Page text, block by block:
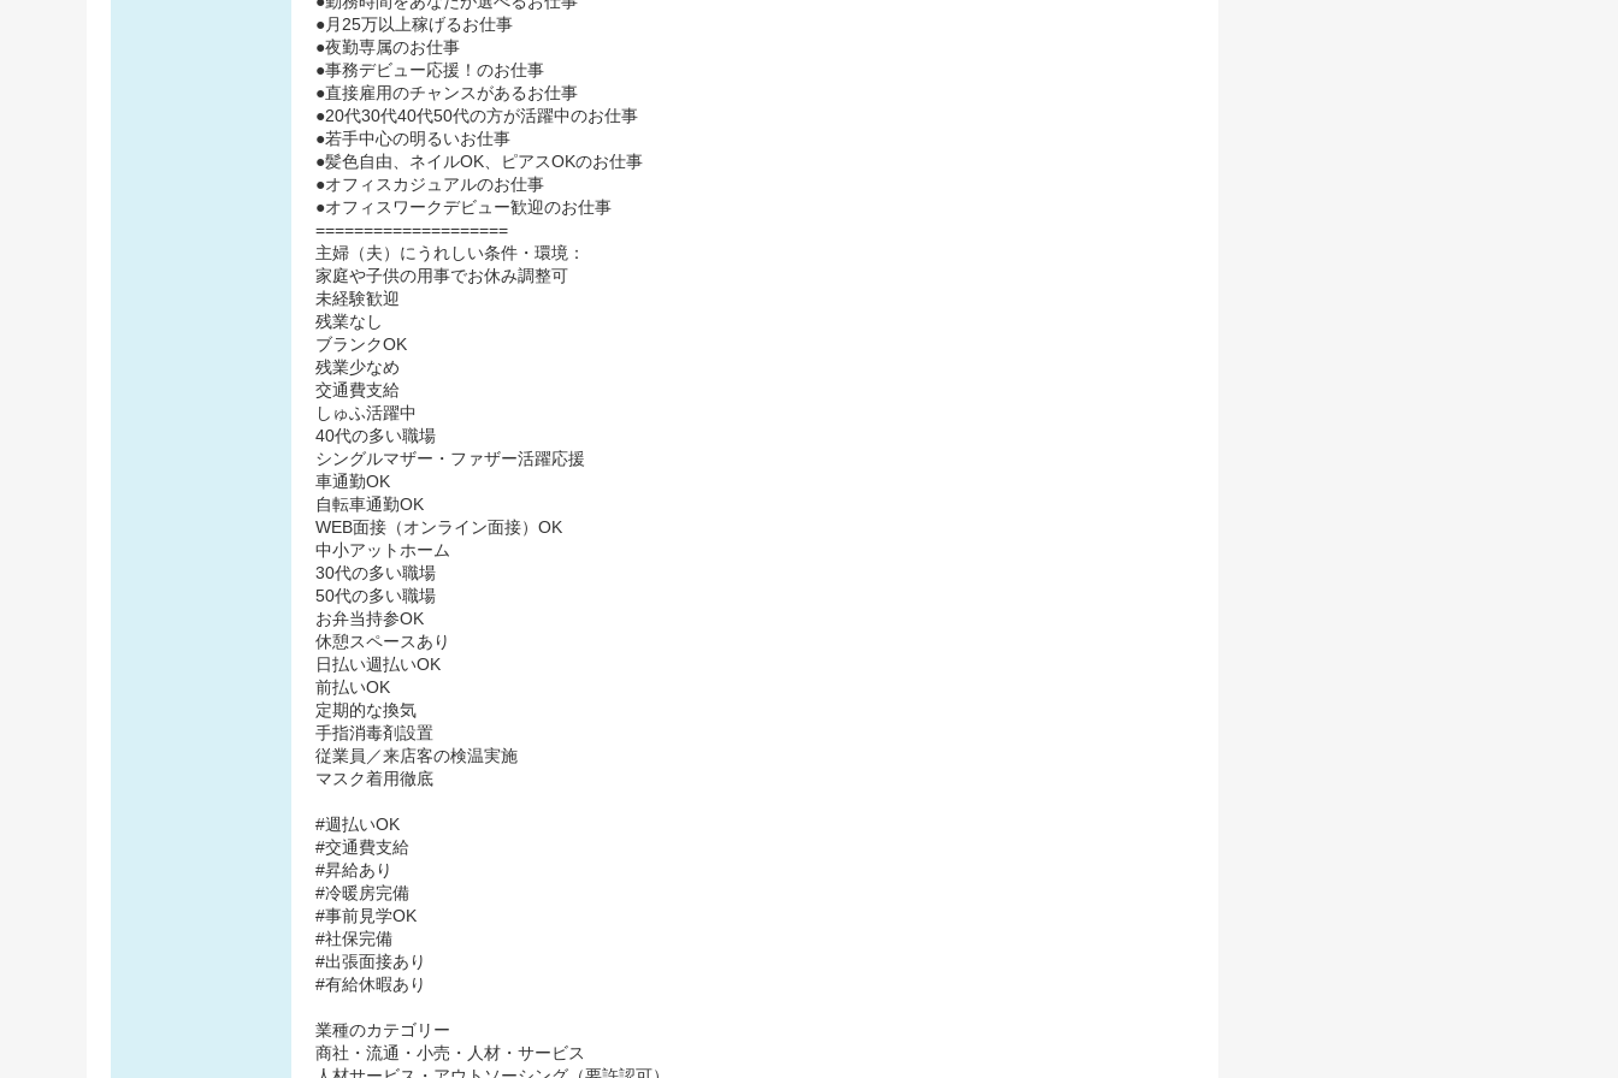
●月25万以上稼げるお仕事
●夜勤専属のお仕事
●事務デビュー応援！のお仕事
●直接雇用のチャンスがあるお仕事
●20代30代40代50代の方が活躍中のお仕事
●若手中心の明るいお仕事
●髪色自由、ネイルOK、ピアスOKのお仕事
●オフィスカジュアルのお仕事
●オフィスワークデビュー歓迎のお仕事
====================
主婦（夫）にうれしい条件・環境：
家庭や子供の用事でお休み調整可
未経験歓迎
残業なし
ブランクOK
残業少なめ
交通費支給
しゅふ活躍中
40代の多い職場
シングルマザー・ファザー活躍応援
車通勤OK
自転車通勤OK
WEB面接（オンライン面接）OK
中小アットホーム
30代の多い職場
50代の多い職場
お弁当持参OK
休憩スペースあり
日払い週払いOK
前払いOK
定期的な換気
手指消毒剤設置
従業員／来店客の検温実施
マスク着用徹底
#週払いOK
#交通費支給
#昇給あり
#冷暖房完備
#事前見学OK
#社保完備
#出張面接あり
#有給休暇あり
業種のカテゴリー
商社・流通・小売・人材・サービス